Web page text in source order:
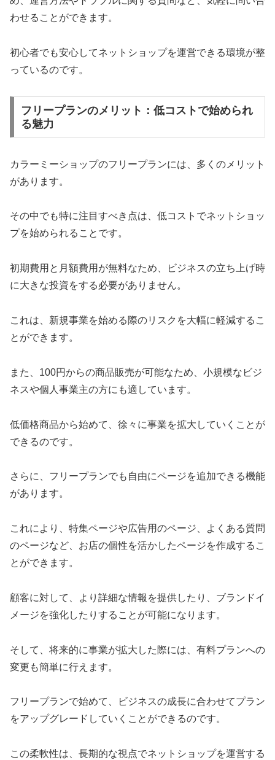
わせることができます。
初心者でも安心してネットショップを運営できる環境が整
っているのです。
フリープランのメリット：低コストで始められ
る魅力
カラーミーショップのフリープランには、多くのメリット
があります。
その中でも特に注目すべき点は、低コストでネットショッ
プを始められることです。
初期費用と月額費用が無料なため、ビジネスの立ち上げ時
に大きな投資をする必要がありません。
これは、新規事業を始める際のリスクを大幅に軽減するこ
とができます。
また、100円からの商品販売が可能なため、小規模なビジ
ネスや個人事業主の方にも適しています。
低価格商品から始めて、徐々に事業を拡大していくことが
できるのです。
さらに、フリープランでも自由にページを追加できる機能
があります。
これにより、特集ページや広告用のページ、よくある質問
のページなど、お店の個性を活かしたページを作成するこ
とができます。
顧客に対して、より詳細な情報を提供したり、ブランドイ
メージを強化したりすることが可能になります。
そして、将来的に事業が拡大した際には、有料プランへの
変更も簡単に行えます。
フリープランで始めて、ビジネスの成長に合わせてプラン
をアップグレードしていくことができるのです。
この柔軟性は、長期的な視点でネットショップを運営する